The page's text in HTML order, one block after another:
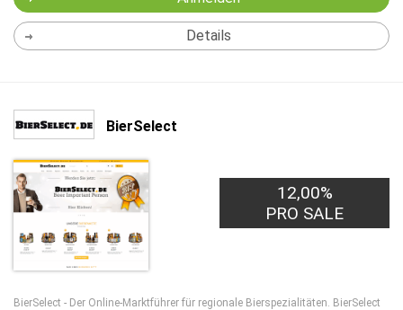
Details
BierSelect
12,00%
PRO SALE
BierSelect - Der Online-Marktführer für regionale Bierspezialitäten. BierSelect